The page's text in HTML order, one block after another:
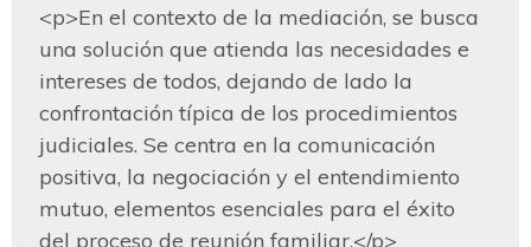
<p>En el contexto de la mediación, se busca
una solución que atienda las necesidades e
intereses de todos, dejando de lado la
confrontación típica de los procedimientos
judiciales. Se centra en la comunicación
positiva, la negociación y el entendimiento
mutuo, elementos esenciales para el éxito
del proceso de reunión familiar.</p>